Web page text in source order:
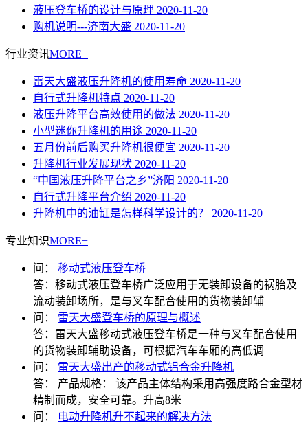
液压登车桥的设计与原理 2020-11-20
购机说明---济南大盛 2020-11-20
行业资讯MORE+
雷天大盛液压升降机的使用寿命 2020-11-20
自行式升降机特点 2020-11-20
液压升降平台高效使用的做法 2020-11-20
小型迷你升降机的用途 2020-11-20
五月份前后购买升降机很便宜 2020-11-20
升降机行业发展现状 2020-11-20
“中国液压升降平台之乡”济阳 2020-11-20
自行式升降平台介绍 2020-11-20
升降机中的油缸是怎样科学设计的？ 2020-11-20
专业知识MORE+
问： 移动式液压登车桥
答： 移动式液压登车桥广泛应用于无装卸设备的祸胎及
流动装卸场所，是与叉车配合使用的货物装卸辅
问： 雷天大盛登车桥的原理与概述
答： 雷天大盛移动式液压登车桥是一种与叉车配合使用
的货物装卸辅助设备，可根据汽车车厢的高低调
问： 雷天大盛出产的移动式铝合金升降机
答：
产品规格： 该产品主体结构采用高强度路合金型材
精制而成，安全可靠。升高8米
问：
电动升降机升不起来的解决方法